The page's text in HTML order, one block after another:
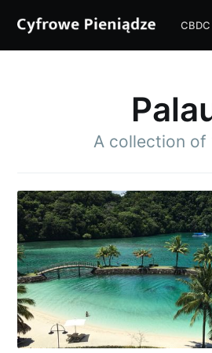
CBDC
A collection of